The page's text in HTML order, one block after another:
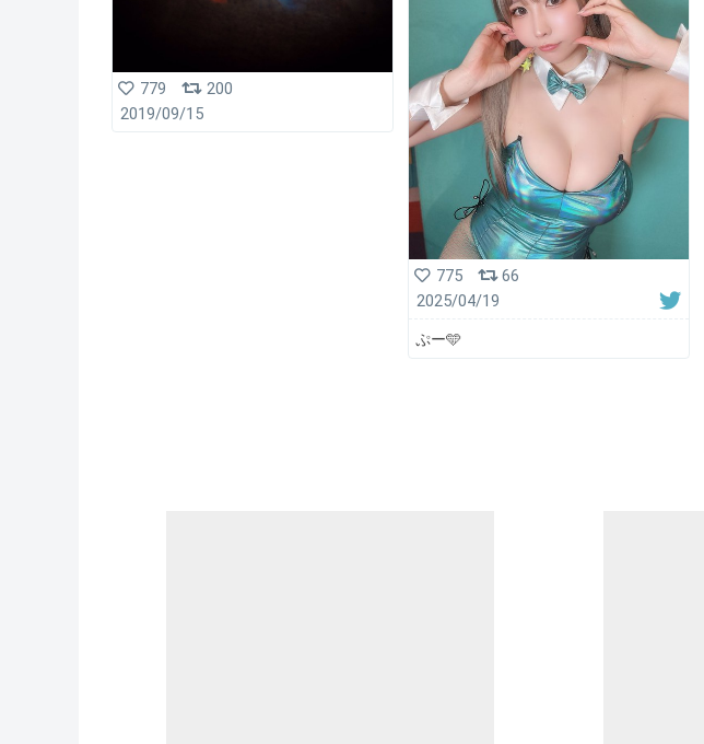
779
200
2019/09/15
775
66
2025/04/19
ぷー🩵